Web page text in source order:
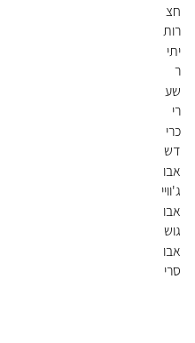
חצ
רות
חול
דה
יתי
ר
שע
רי
תקו
וה
כרי
דש
א
אבו
ג'וויי
עד
(ש
בט)
אבו
גוש
אבו
סרי